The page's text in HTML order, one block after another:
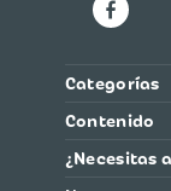
Categorías
Contenido
¿Necesitas